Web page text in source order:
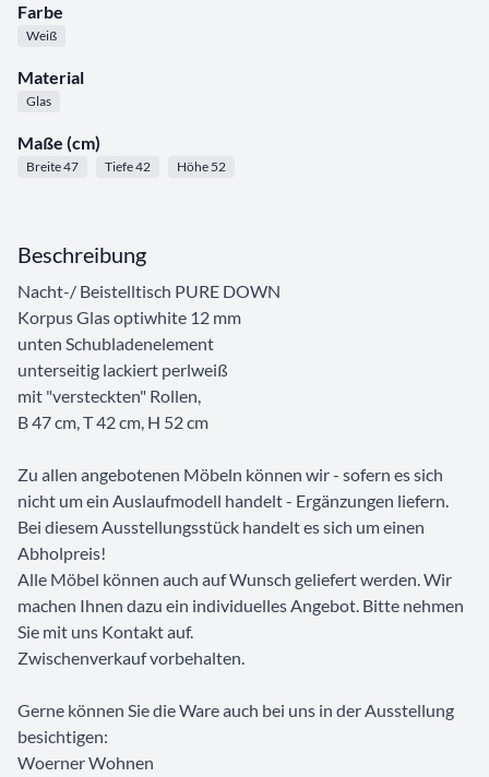
Farbe
Weiß
Material
Glas
Maße (cm)
Breite 47 Tiefe 42 Höhe 52
Beschreibung
Nacht-/ Beistelltisch PURE DOWN
Korpus Glas optiwhite 12 mm
unten Schubladenelement
unterseitig lackiert perlweiß
mit "versteckten" Rollen,
B 47 cm, T 42 cm, H 52 cm
Zu allen angebotenen Möbeln können wir - sofern es sich
nicht um ein Auslaufmodell handelt - Ergänzungen liefern.
Bei diesem Ausstellungsstück handelt es sich um einen
Abholpreis!
Alle Möbel können auch auf Wunsch geliefert werden. Wir
machen Ihnen dazu ein individuelles Angebot. Bitte nehmen
Sie mit uns Kontakt auf.
Zwischenverkauf vorbehalten.
Gerne können Sie die Ware auch bei uns in der Ausstellung
besichtigen:
Woerner Wohnen